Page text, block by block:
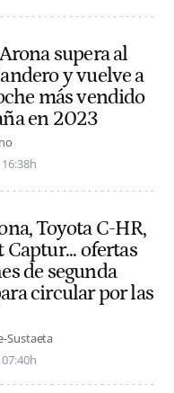
supera al
y vuelve a
más vendido
en 2023
16:38h
Toyota C-HR,
Captur... ofertas
de segunda
circular por las
Sustaeta
07:40h